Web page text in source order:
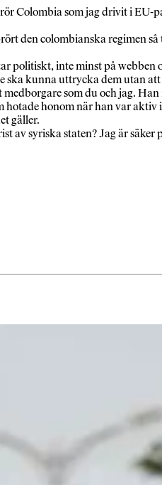
Colombia som jag drivit i EU-
den colombianska regimen
politiskt, inte minst på
ska kunna uttrycka dem utan
som du och jag.
hotade honom när han var aktiv
gäller.
syriska staten? Jag är säker